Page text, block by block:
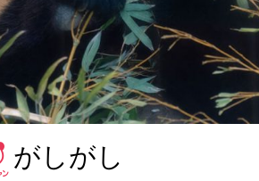
がしがし